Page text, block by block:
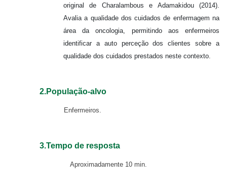
original de Charalambous e Adamakidou (2014).
Avalia a qualidade dos cuidados de enfermagem na
área da oncologia, permitindo aos enfermeiros
identificar a auto perceção dos clientes sobre a
qualidade dos cuidados prestados neste contexto.
2.População-alvo
Enfermeiros.
3.Tempo de resposta
Aproximadamente 10 min.